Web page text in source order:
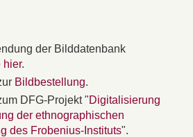
der Bilddatenbank
hier.
Bildbestellung.
DFG-Projekt "Digitalisierung
der ethnographischen
des Frobenius-Instituts".